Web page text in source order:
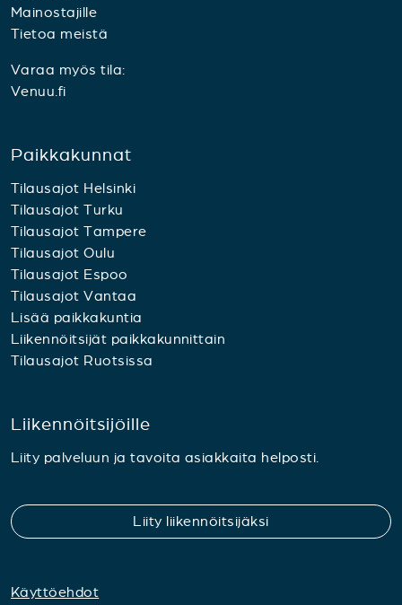
Mainostajille
Tietoa meistä
Varaa myös tila:
Venuu.fi
Paikkakunnat
Tilausajot Helsinki
Tilausajot Turku
Tilausajot Tampere
Tilausajot Oulu
Tilausajot Espoo
Tilausajot Vantaa
Lisää paikkakuntia
Liikennöitsijät paikkakunnittain
Tilausajot Ruotsissa
Liikennöitsijöille
Liity palveluun ja tavoita asiakkaita helposti.
Liity liikennöitsijäksi
Käyttöehdot